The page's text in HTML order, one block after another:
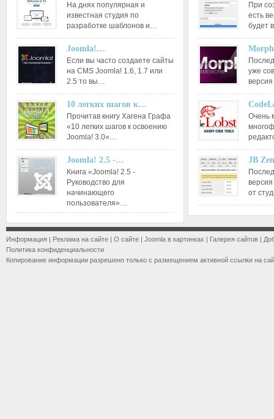
На днях популярная и
известная студия по
разработке шаблонов и…
Joomla!…
Если вы часто создаете сайты
на CMS Joomla! 1.6, 1.7 или
2.5 то вы…
10 легких шагов к…
Прочитав книгу Хагена Графа
«10 легких шагов к освоению
Joomla! 3.0»…
Joomla! 2.5 -…
Книга «Joomla! 2.5 -
Руководство для
начинающего
пользователя»…
При
есть
будет
уже
Очень
JB
от
Информация | Реклама на сайте | О сайте | Joomla в картинках | Галерея сайтов |
Политика конфиденциальности
Копирование информации разрешено только с размещением активной ссылки на